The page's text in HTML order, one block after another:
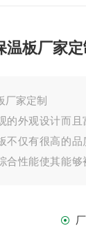
板厂家定
厂家定制
的外观设计而
不仅有很高的
合性能使其能